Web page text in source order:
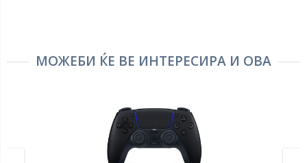
МОЖЕБИ ЌЕ ВЕ ИНТЕРЕСИРА И ОВА